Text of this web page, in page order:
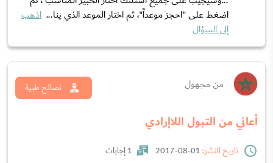
اضغط على "احجز موعداً"، ثم اختار الموعد الذي ينا... اذهب
إلى السؤال
من مجهول
أعاني من التبول اللاإرادي
نصائح طبية
تاريخ النشر:
1 إجابات